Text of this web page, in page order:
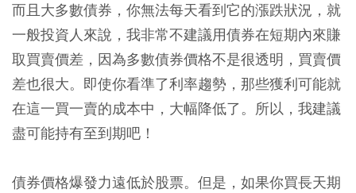
而且大多數債券，你無法每天看到它的漲跌狀況， 就
一般投資人來說，我非常不建議用債券在短期內來賺
取買賣價差，因為多數債券價格不是很透明，買賣價
差也很大。即使你看準了利率趨勢，那些獲利可能就
在這一買一賣的成本中，大幅降低了。所以，我建議
盡可能持有至到期吧！
債券價格爆發力遠低於股票。但是，如果你買長天期